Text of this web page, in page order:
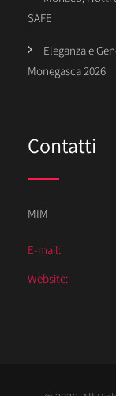
SAFE
Eleganza e
Monegasca 2026
Contatti
MIM
E-mail:
Website: